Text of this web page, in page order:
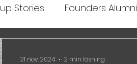
Stories Founders
21 nov. 2024 2 min läsning